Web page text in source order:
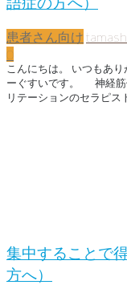
患者さん向け
0
こんにちは。 いつもあ
ーぐすいです。 神経筋
リテーションのセラピ
集中することで
方へ）